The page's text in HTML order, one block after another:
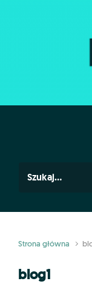
Strona główna
blog1